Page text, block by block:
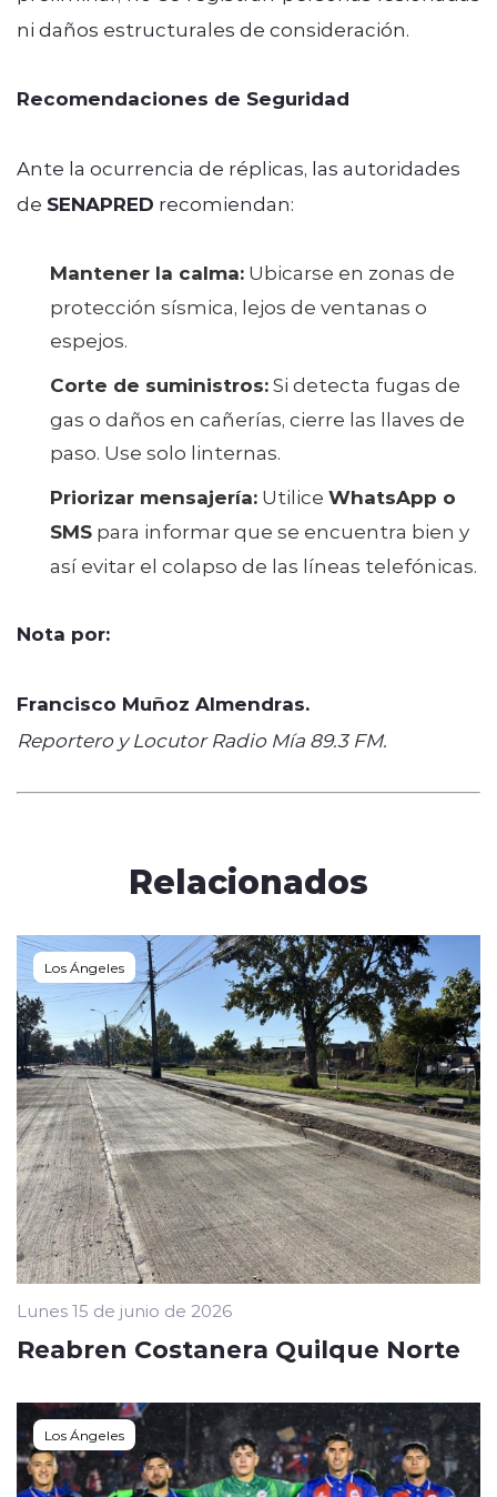
ni daños estructurales de consideración.
Recomendaciones de Seguridad
Ante la ocurrencia de réplicas, las autoridades
de SENAPRED recomiendan:
Mantener la calma: Ubicarse en zonas de
protección sísmica, lejos de ventanas o
espejos.
Corte de suministros:Si detecta fugas de
gas o daños en cañerías, cierre las llaves de
paso. Use solo linternas.
Priorizar mensajería: Utilice WhatsApp o
SMS para informar que se encuentra bien y
así evitar el colapso de las líneas telefónicas.
Nota por:
Francisco Muñoz Almendras.
Reportero y Locutor Radio Mía 89.3 FM.
Relacionados
Los Ángeles
Lunes 15 de junio de 2026
Reabren Costanera Quilque Norte
Los Ángeles